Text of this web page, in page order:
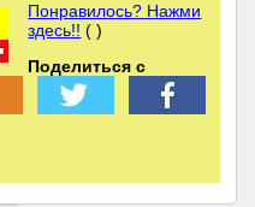
Понравилось? Нажми
здесь!! ( )
Поделиться с